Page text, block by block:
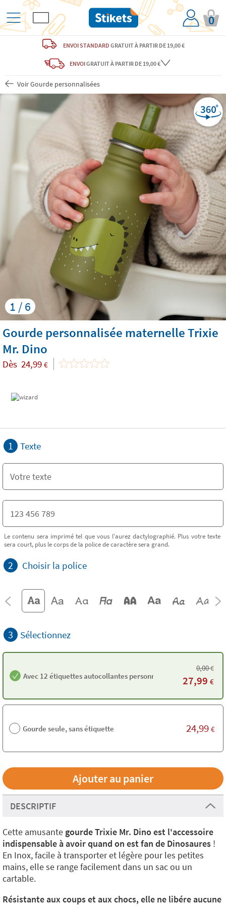
0
ENVOI STANDARD GRATUITÀ PARTIR DE 19,00 €
ENVOIGRATUITÀ PARTIR DE 19,00 €
Voir Gourde personnalisées
1 / 6
Gourde personnalisée maternelle Trixie
Mr. Dino
Dès 24,99 €
1 Texte
Le contenu sera imprimé tel que vous l'aurez dactylographié. Plus votre texte
sera court, plus le corps de la police de caractère sera grand.
2 Choisir la police
3 Sélectionnez
Avec 12 étiquettes autocollantes personnalisées
0,00€
27,99 €
Gourde seule, sans étiquette 24,99 €
DESCRIPTIF
Cette amusante gourde Trixie Mr. Dino est l'accessoire
indispensable à avoir quand on est fan de Dinosaures !
En Inox, facile à transporter et légère pour les petites
mains, elle se range facilement dans un sac ou un
cartable.
Résistante aux coups et aux chocs, elle ne libére aucune